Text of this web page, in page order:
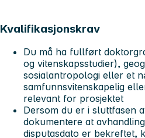
Kvalifikasjonskrav
Du må ha fullført
og vitenskapsstudier),
sosialantropologi eller et
samfunnsvitenskapelig
relevant for prosjektet
Dersom du er i sluttfasen
dokumentere at
disputasdato er bekreftet,